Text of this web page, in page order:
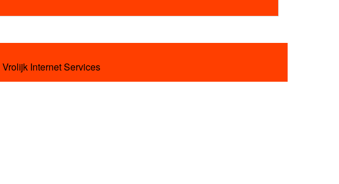
Vrolijk Internet Services